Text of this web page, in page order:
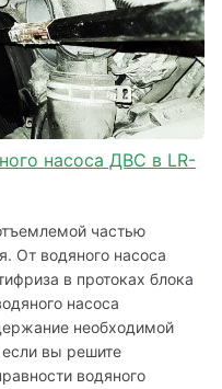
насоса ДВС в LR-
частью
От водяного насоса
в протоках блока
насоса
необходимой
вы решите
водяного